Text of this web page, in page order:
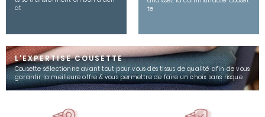
at
te
L'EXPERTISE COUSETTE
Cousette sélectionne avant tout pour vous des tissus de qualité afin de vous
garantir la meilleure offre & vous permettre de faire un choix sans risque